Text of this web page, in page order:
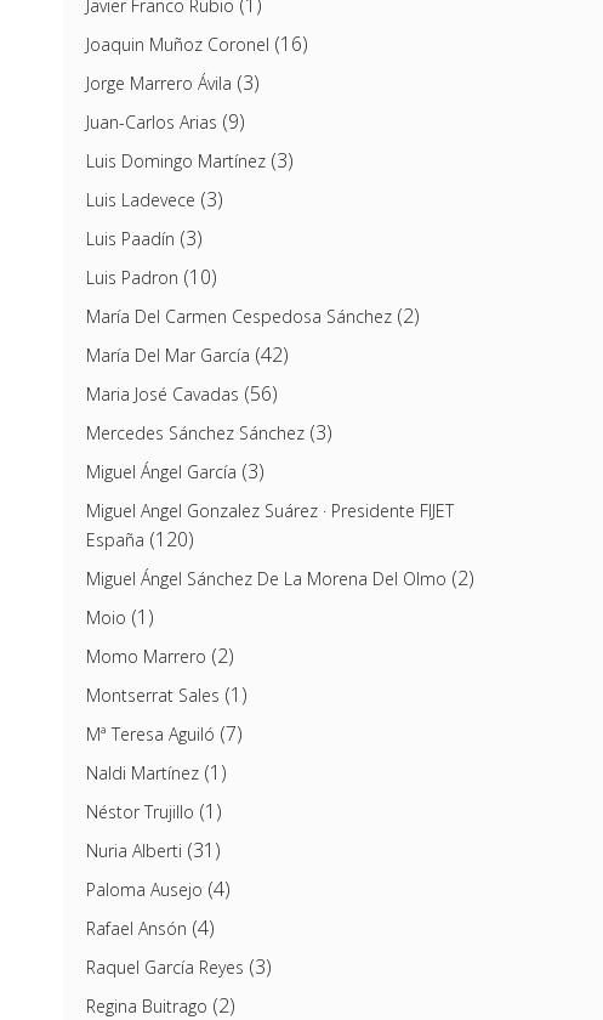
Javier Franco Rubio
Joaquin Muñoz Coronel (16)
Jorge Marrero Ávila (3)
Juan-Carlos Arias (9)
Luis Domingo Martínez(3)
Luis Ladevece (3)
Luis Paadín (3)
Luis Padron (10)
María Del Carmen Cespedosa Sánchez(2)
María Del Mar García (42)
Maria José Cavadas (56)
Mercedes Sánchez Sánchez(3)
Miguel Ángel García (3)
Miguel Angel Gonzalez Suárez · Presidente FIJET
España (120)
Miguel Ángel Sánchez De La Morena Del Olmo (2)
Moio (1)
Momo Marrero (2)
Montserrat Sales (1)
Mª Teresa Aguiló (7)
Naldi Martínez(1)
Néstor Trujillo (1)
Nuria Alberti (31)
Paloma Ausejo (4)
Rafael Ansón (4)
Raquel García Reyes (3)
Regina Buitrago (2)